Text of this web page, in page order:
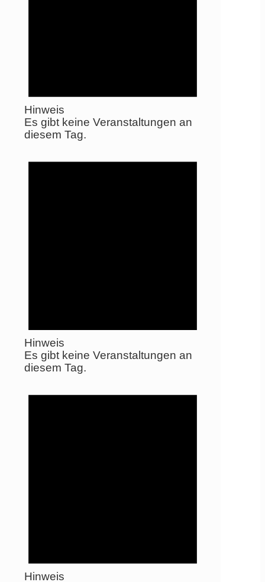
Hinweis
Es gibt keine Veranstaltungen an
diesem Tag.
Hinweis
Es gibt keine Veranstaltungen an
diesem Tag.
Hinweis